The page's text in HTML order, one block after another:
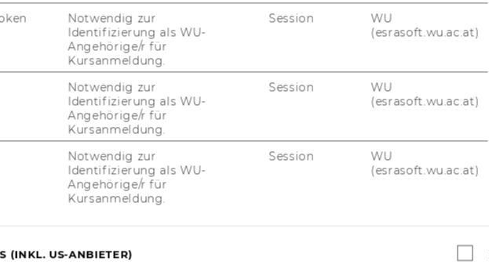
NewsletterBluesky
WEBSEITE
MEDIA
ACCREDITED BY:
EQUIS
Notwendig zur
Identifizierung als WU-
Angehörige/r für
Kursanmeldung.
Session
WU
(esrasoft.wu.ac.at)
Notwendig zur
Identifizierung als WU-
Angehörige/r für
Kursanmeldung.
Session
WU
(esrasoft.wu.ac.at)
Notwendig zur
Identifizierung als WU-
Angehörige/r für
Kursanmeldung.
Session
WU
(esrasoft.wu.ac.at)
(INKL. US-ANBIETER)